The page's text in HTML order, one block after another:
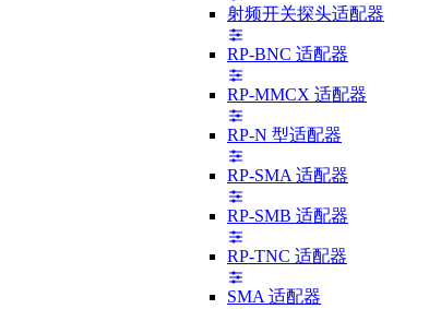
射频开关探头适配器
RP-BNC 适配器
RP-MMCX 适配器
RP-N 型适配器
RP-SMA 适配器
RP-SMB 适配器
RP-TNC 适配器
SMA 适配器